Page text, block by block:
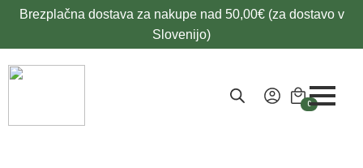
Brezplačna dostava za nakupe nad 50,00€ (za dostavo v
Slovenijo)
0